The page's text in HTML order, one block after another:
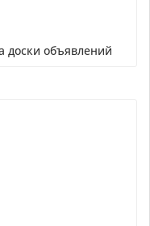
доски объявлений